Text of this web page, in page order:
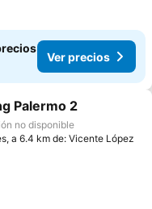
Ver precios
a favoritos
Palermo 2
no disponible
a 6.4 km de: Vicente López